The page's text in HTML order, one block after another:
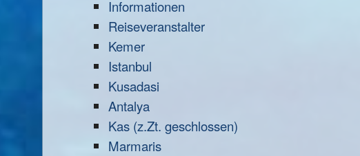
Informationen
Reiseveranstalter
Kemer
Istanbul
Kusadasi
Antalya
Kas (z.Zt. geschlossen)
Marmaris